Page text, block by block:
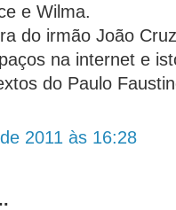
e Wilma.
do irmão João
na internet e
do Paulo
2011 às 16:28